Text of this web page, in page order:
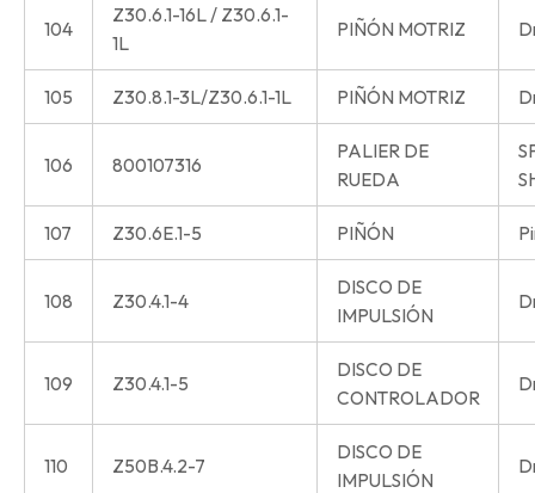
104
Z30.6.1-16L / Z30.6.1-
1L
PIÑÓN MOTRIZ
105 Z30.8.1-3L/Z30.6.1-1L PIÑÓN MOTRIZ
106 800107316
PALIER DE
RUEDA
107 Z30.6E.1-5 PIÑÓN
108 Z30.4.1-4
DISCO DE
IMPULSIÓN
109 Z30.4.1-5
DISCO DE
CONTROLADOR
110 Z50B.4.2-7
DISCO DE
IMPULSIÓN